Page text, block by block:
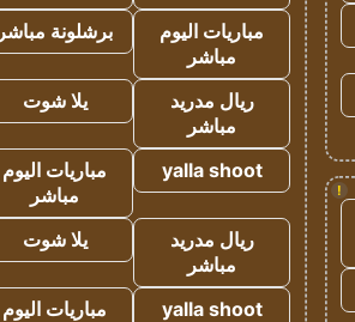
!
مباريات اليوم
مباشر
برشلونة مباشر
ريال مدريد
مباشر
يلا شوت
yalla shoot
مباريات اليوم
مباشر
ريال مدريد
مباشر
يلا شوت
yalla shoot
مباريات اليوم